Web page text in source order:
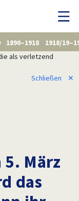
1890–1918
1918/
als verletzend
Schließen
✕
März
das